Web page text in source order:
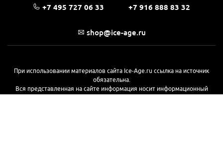
+7 495 727 06 33 +7 916 888 83 32
shop@ice-age.ru
При использовании материалов сайта Ice-Age.ru ссылка на источник
обязательна.
Вся представленная на сайте информация носит информационный